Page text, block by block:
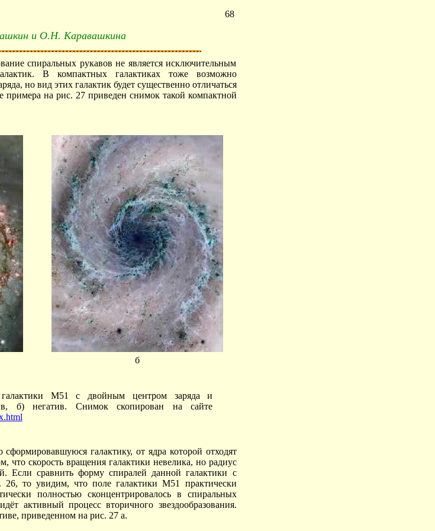
68
и О.Н. Каравашкина
спиральных рукавов не является исключительным
В компактных галактиках тоже возможно
но вид этих галактик будет существенно отличаться
примера на рис. 27 приведен снимок такой компактной
б
M51 с двойным центром заряда и
б) негатив. Снимок скопирован на сайте
галактику, от ядра которой отходят
что скорость вращения галактики невелика, но радиус
Если сравнить форму спиралей данной галактики с
то увидим, что поле галактики M51 практически
полностью сконцентрировалось в спиральных
активный процесс вторичного звездообразования.
приведенном на рис. 27 а.